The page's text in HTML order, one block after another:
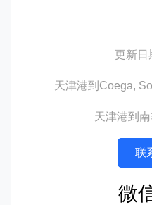
更新日
天津港到Coega,
天津港到
联
微